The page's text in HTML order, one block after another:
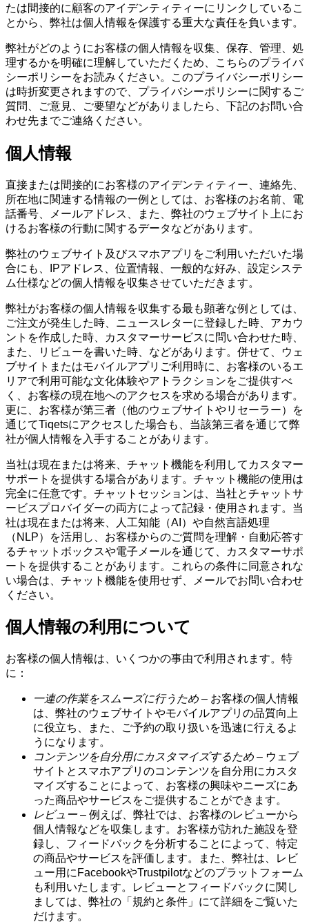
たは間接的に顧客のアイデンティティーにリンクしているこ
とから、弊社は個人情報を保護する重大な責任を負います。
弊社がどのようにお客様の個人情報を収集、保存、管理、処
理するかを明確に理解していただくため、こちらのプライバ
シーポリシーをお読みください。このプライバシーポリシー
は時折変更されますので、プライバシーポリシーに関するご
質問、ご意見、ご要望などがありましたら、下記のお問い合
わせ先までご連絡ください。
個人情報
直接または間接的にお客様のアイデンティティー、連絡先、
所在地に関連する情報の一例としては、お客様のお名前、電
話番号、メールアドレス、また、弊社のウェブサイト上にお
けるお客様の行動に関するデータなどがあります。
弊社のウェブサイト及びスマホアプリをご利用いただいた場
合にも、IPアドレス、位置情報、一般的な好み、設定システ
ム仕様などの個人情報を収集させていただきます。
弊社がお客様の個人情報を収集する最も顕著な例としては、
ご注文が発生した時、ニュースレターに登録した時、アカウ
ントを作成した時、カスタマーサービスに問い合わせた時、
また、リビューを書いた時、などがあります。併せて、ウェ
ブサイトまたはモバイルアプリご利用時に、お客様のいるエ
リアで利用可能な文化体験やアトラクションをご提供すべ
く、お客様の現在地へのアクセスを求める場合があります。
更に、お客様が第三者（他のウェブサイトやリセーラー）を
通じてTiqetsにアクセスした場合も、当該第三者を通じて弊
社が個人情報を入手することがあります。
当社は現在または将来、チャット機能を利用してカスタマー
サポートを提供する場合があります。チャット機能の使用は
完全に任意です。チャットセッションは、当社とチャットサ
ービスプロバイダーの両方によって記録・使用されます。当
社は現在または将来、人工知能（AI）や自然言語処理
（NLP）を活用し、お客様からのご質問を理解・自動応答す
るチャットボックスや電子メールを通じて、カスタマーサポ
ートを提供することがあります。これらの条件に同意されな
い場合は、チャット機能を使用せず、メールでお問い合わせ
ください。
個人情報の利用について
お客様の個人情報は、いくつかの事由で利用されます。特
に：
一連の作業をスムーズに行うため – お客様の個人情報
は、弊社のウェブサイトやモバイルアプリの品質向上
に役立ち、また、ご予約の取り扱いを迅速に行えるよ
うになります。
コンテンツを自分用にカスタマイズするため – ウェブ
サイトとスマホアプリのコンテンツを自分用にカスタ
マイズすることによって、お客様の興味やニーズにあ
った商品やサービスをご提供することができます。
レビュー– 例えば、弊社では、お客様のレビューから
個人情報などを収集します。お客様が訪れた施設を登
録し、フィードバックを分析することによって、特定
の商品やサービスを評価します。また、弊社は、レビ
ュー用にFacebookやTrustpilotなどのプラットフォーム
も利用いたします。レビューとフィードバックに関し
ましては、弊社の「規約と条件」にて詳細をご覧いた
だけます。